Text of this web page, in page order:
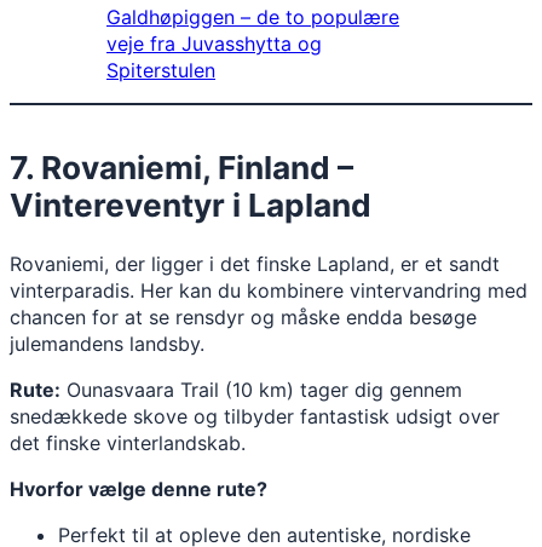
Galdhøpiggen – de to populære
veje fra Juvasshytta og
Spiterstulen
7. Rovaniemi, Finland –
Vintereventyr i Lapland
Rovaniemi, der ligger i det finske Lapland, er et sandt
vinterparadis. Her kan du kombinere vintervandring med
chancen for at se rensdyr og måske endda besøge
julemandens landsby.
Rute: Ounasvaara Trail (10 km) tager dig gennem
snedækkede skove og tilbyder fantastisk udsigt over
det finske vinterlandskab.
Hvorfor vælge denne rute?
Perfekt til at opleve den autentiske, nordiske